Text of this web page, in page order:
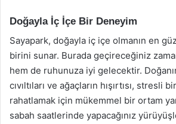
Doğayla İç İçe Bir Deneyim
Sayapark, doğayla iç içe olmanın en
birini sunar. Burada geçireceğiniz
hem de ruhunuza iyi gelecektir.
cıvıltıları ve ağaçların hışırtısı, stresli
rahatlamak için mükemmel bir ortam
sabah saatlerinde yapacağınız